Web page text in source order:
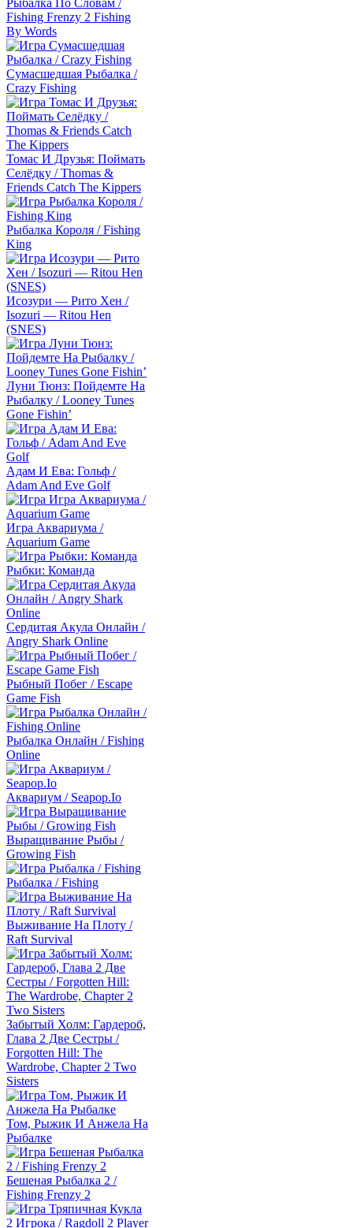
Fishing Frenzy 2 Fishing
By Words
Сумасшедшая Рыбалка /
Crazy Fishing
Томас И Друзья: Поймать
Селёдку / Thomas &
Friends Catch The Kippers
Рыбалка Короля / Fishing
King
Исозури — Рито Хен /
Isozuri — Ritou Hen
(SNES)
Луни Тюнз: Пойдемте На
Рыбалку / Looney Tunes
Gone Fishin’
Адам И Ева: Гольф /
Adam And Eve Golf
Игра Аквариума /
Aquarium Game
Рыбки: Команда
Сердитая Акула Онлайн /
Angry Shark Online
Рыбный Побег / Escape
Game Fish
Рыбалка Онлайн / Fishing
Online
Аквариум / Seapop.Io
Выращивание Рыбы /
Growing Fish
Рыбалка / Fishing
Выживание На Плоту /
Raft Survival
Забытый Холм: Гардероб,
Глава 2 Две Сестры /
Forgotten Hill: The
Wardrobe, Chapter 2 Two
Sisters
Том, Рыжик И Анжела На
Рыбалке
Бешеная Рыбалка 2 /
Fishing Frenzy 2